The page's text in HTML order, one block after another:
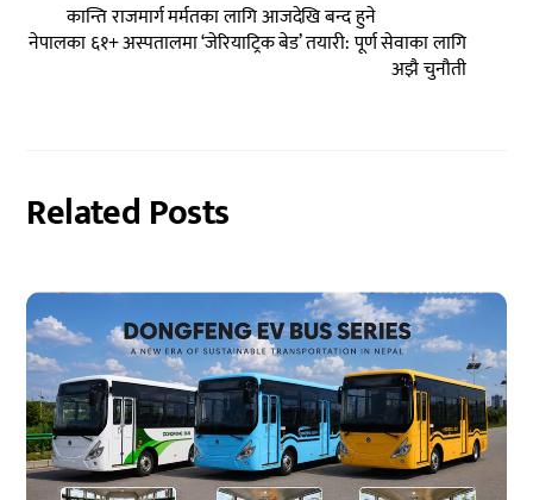
कान्ति राजमार्ग मर्मतका लागि आजदेखि बन्द हुने
नेपालका ६१+ अस्पतालमा ‘जेरियाट्रिक बेड’ तयारी: पूर्ण सेवाका लागि
अझै चुनौती
Related Posts